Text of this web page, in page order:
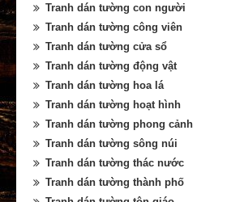
Tranh dán tường con người
Tranh dán tường công viên
Tranh dán tường cửa sổ
Tranh dán tường động vật
Tranh dán tường hoa lá
Tranh dán tường hoạt hình
Tranh dán tường phong cảnh
Tranh dán tường sông núi
Tranh dán tường thác nước
Tranh dán tường thành phố